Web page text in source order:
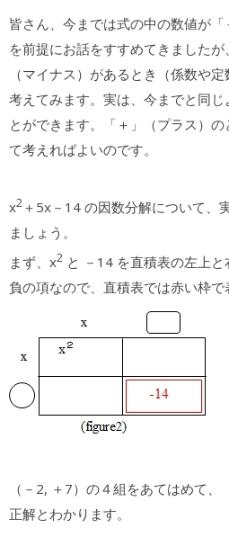
皆さん、今までは式の中の数値が
を前提にお話をすすめてきましたが
（マイナス）があるとき（係数や
考えてみます。実は、今までと同
とができます。「＋」（プラス）
て考えればよいのです。
x2 ＋5x－14 の因数分解について、
ましょう。
まず、x2 と －14 を直積表の左上
負の項なので、直積表では赤い枠で
（－2, ＋7）の４組をあてはめて
正解とわかります。